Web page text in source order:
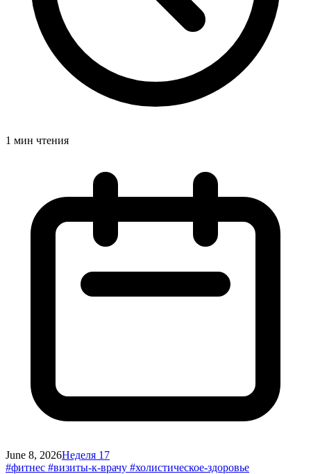
1 мин чтения
June 8, 2026Неделя 17
#фитнес #визиты-к-врачу #холистическое-здоровье